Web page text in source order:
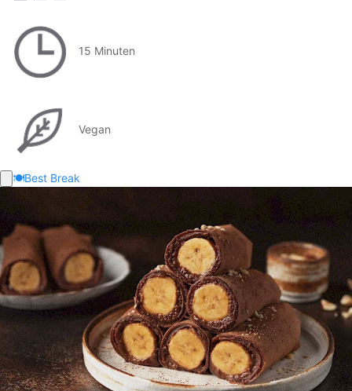
15 Minuten
Vegan
🍽️Best Break